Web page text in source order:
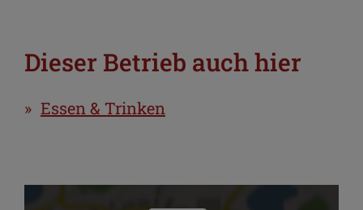
Dieser Betrieb auch hier
Essen & Trinken